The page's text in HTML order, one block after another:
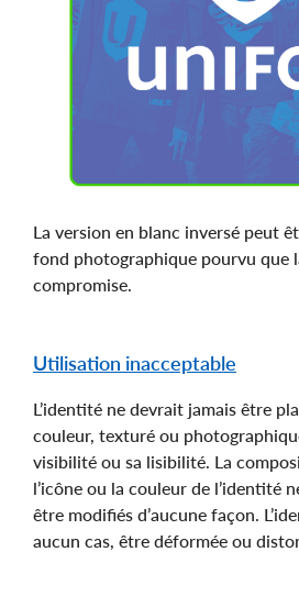
La version en blanc inversé peut
fond photographique pourvu que
compromise.
Utilisation inacceptable
L’identité ne devrait jamais être
couleur, texturé ou
visibilité ou sa lisibilité. La
l’icône ou la couleur de l’identité
être modifiés d’aucune façon.
aucun cas, être déformée ou